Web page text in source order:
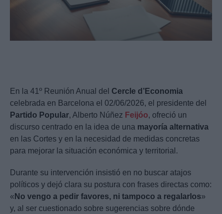
En la 41º Reunión Anual del Cercle d’Economia
celebrada en Barcelona el 02/06/2026, el presidente del
Partido Popular, Alberto Núñez Feijóo, ofreció un
discurso centrado en la idea de una mayoría alternativa
en las Cortes y en la necesidad de medidas concretas
para mejorar la situación económica y territorial.
Durante su intervención insistió en no buscar atajos
políticos y dejó clara su postura con frases directas como:
« No vengo a pedir favores, ni tampoco a regalarlos»
y, al ser cuestionado sobre sugerencias sobre dónde